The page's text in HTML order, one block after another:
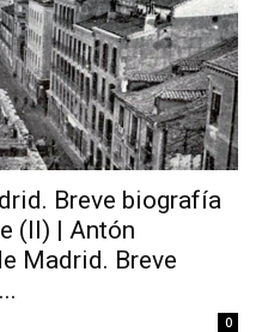
Breve biografía
(II) | Antón
Madrid. Breve
0